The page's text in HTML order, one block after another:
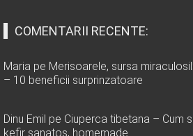
COMENTARII RECENTE:
Maria pe Merisoarele, sursa
– 10 beneficii surprinzatoare
Dinu Emil pe Ciuperca tibetana – Cum
kefir sanatos, homemade